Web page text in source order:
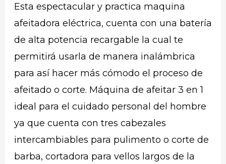
Esta espectacular y practica maquina
afeitadora eléctrica, cuenta con una batería
de alta potencia recargable la cual te
permitirá usarla de manera inalámbrica
para así hacer más cómodo el proceso de
afeitado o corte. Máquina de afeitar 3 en 1
ideal para el cuidado personal del hombre
ya que cuenta con tres cabezales
intercambiables para pulimento o corte de
barba, cortadora para vellos largos de la